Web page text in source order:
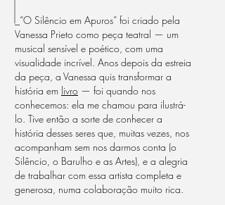
_ “O Silêncio em Apuros” foi criado pela
Vanessa Prieto como peça teatral — um
musical sensível e poético, com uma
visualidade incrível. Anos depois da estreia
da peça, a Vanessa quis transformar a
história em livro — foi quando nos
conhecemos: ela me chamou para ilustrá-
lo. Tive então a sorte de conhecer a
história desses seres que, muitas vezes, nos
acompanham sem nos darmos conta (o
Silêncio, o Barulho e as Artes), e a alegria
de trabalhar com essa artista completa e
generosa, numa colaboração muito rica.